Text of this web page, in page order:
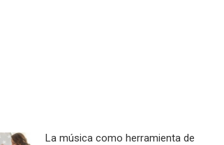
La música como herramienta de